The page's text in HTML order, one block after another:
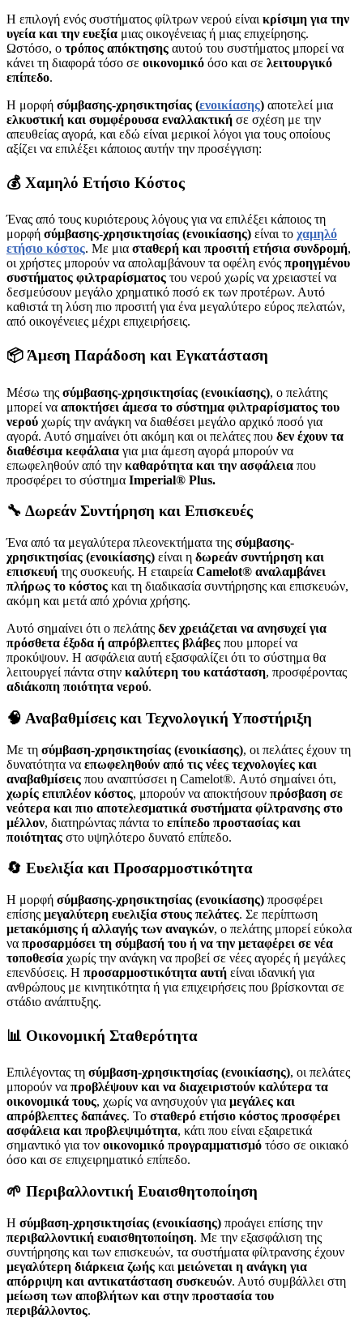
Η επιλογή ενός συστήματος φίλτρων νερού είναι κρίσιμη για την
υγεία και την ευεξία μιας οικογένειας ή μιας επιχείρησης.
Ωστόσο, ο τρόπος απόκτησης αυτού του συστήματος μπορεί να
κάνει τη διαφορά τόσο σε οικονομικό όσο και σε λειτουργικό
επίπεδο.
Η μορφή σύμβασης-χρησικτησίας (ενοικίασης) αποτελεί μια
ελκυστική και συμφέρουσα εναλλακτική σε σχέση με την
απευθείας αγορά, και εδώ είναι μερικοί λόγοι για τους οποίους
αξίζει να επιλέξει κάποιος αυτήν την προσέγγιση:
💰 Χαμηλό Ετήσιο Κόστος
Ένας από τους κυριότερους λόγους για να επιλέξει κάποιος τη
μορφή σύμβασης-χρησικτησίας (ενοικίασης) είναι το χαμηλό
ετήσιο κόστος. Με μια σταθερή και προσιτή ετήσια συνδρομή,
οι χρήστες μπορούν να απολαμβάνουν τα οφέλη ενός προηγμένου
συστήματος φιλτραρίσματος του νερού χωρίς να χρειαστεί να
δεσμεύσουν μεγάλο χρηματικό ποσό εκ των προτέρων. Αυτό
καθιστά τη λύση πιο προσιτή για ένα μεγαλύτερο εύρος πελατών,
από οικογένειες μέχρι επιχειρήσεις.
📦 Άμεση Παράδοση και Εγκατάσταση
Μέσω της σύμβασης-χρησικτησίας (ενοικίασης), ο πελάτης
μπορεί να αποκτήσει άμεσα το σύστημα φιλτραρίσματος του
νερού χωρίς την ανάγκη να διαθέσει μεγάλο αρχικό ποσό για
αγορά. Αυτό σημαίνει ότι ακόμη και οι πελάτες που δεν έχουν τα
διαθέσιμα κεφάλαια για μια άμεση αγορά μπορούν να
επωφεληθούν από την καθαρότητα και την ασφάλεια που
προσφέρει το σύστημα Imperial® Plus.
🔧 Δωρεάν Συντήρηση και Επισκευές
Ένα από τα μεγαλύτερα πλεονεκτήματα της σύμβασης-
χρησικτησίας (ενοικίασης) είναι η δωρεάν συντήρηση και
επισκευή της συσκευής. Η εταιρεία Camelot® αναλαμβάνει
πλήρως το κόστος και τη διαδικασία συντήρησης και επισκευών,
ακόμη και μετά από χρόνια χρήσης.
Αυτό σημαίνει ότι ο πελάτης δεν χρειάζεται να ανησυχεί για
πρόσθετα έξοδα ή απρόβλεπτες βλάβες που μπορεί να
προκύψουν. Η ασφάλεια αυτή εξασφαλίζει ότι το σύστημα θα
λειτουργεί πάντα στην καλύτερη του κατάσταση, προσφέροντας
αδιάκοπη ποιότητα νερού.
🧠 Αναβαθμίσεις και Τεχνολογική Υποστήριξη
Με τη σύμβαση-χρησικτησίας (ενοικίασης), οι πελάτες έχουν τη
δυνατότητα να επωφεληθούν από τις νέες τεχνολογίες και
αναβαθμίσεις που αναπτύσσει η Camelot®. Αυτό σημαίνει ότι,
χωρίς επιπλέον κόστος, μπορούν να αποκτήσουν πρόσβαση σε
νεότερα και πιο αποτελεσματικά συστήματα φίλτρανσης στο
μέλλον, διατηρώντας πάντα το επίπεδο προστασίας και
ποιότητας στο υψηλότερο δυνατό επίπεδο.
🔄 Ευελιξία και Προσαρμοστικότητα
Η μορφή σύμβασης-χρησικτησίας (ενοικίασης) προσφέρει
επίσης μεγαλύτερη ευελιξία στους πελάτες. Σε περίπτωση
μετακόμισης ή αλλαγής των αναγκών, ο πελάτης μπορεί εύκολα
να προσαρμόσει τη σύμβασή του ή να την μεταφέρει σε νέα
τοποθεσία χωρίς την ανάγκη να προβεί σε νέες αγορές ή μεγάλες
επενδύσεις. Η προσαρμοστικότητα αυτή είναι ιδανική για
ανθρώπους με κινητικότητα ή για επιχειρήσεις που βρίσκονται σε
στάδιο ανάπτυξης.
📊 Οικονομική Σταθερότητα
Επιλέγοντας τη σύμβαση-χρησικτησίας (ενοικίασης), οι πελάτες
μπορούν να προβλέψουν και να διαχειριστούν καλύτερα τα
οικονομικά τους, χωρίς να ανησυχούν για μεγάλες και
απρόβλεπτες δαπάνες. Το σταθερό ετήσιο κόστος προσφέρει
ασφάλεια και προβλεψιμότητα, κάτι που είναι εξαιρετικά
σημαντικό για τον οικονομικό προγραμματισμό τόσο σε οικιακό
όσο και σε επιχειρηματικό επίπεδο.
🌱 Περιβαλλοντική Ευαισθητοποίηση
Η σύμβαση-χρησικτησίας (ενοικίασης) προάγει επίσης την
περιβαλλοντική ευαισθητοποίηση. Με την εξασφάλιση της
συντήρησης και των επισκευών, τα συστήματα φίλτρανσης έχουν
μεγαλύτερη διάρκεια ζωής και μειώνεται η ανάγκη για
απόρριψη και αντικατάσταση συσκευών. Αυτό συμβάλλει στη
μείωση των αποβλήτων και στην προστασία του
περιβάλλοντος.